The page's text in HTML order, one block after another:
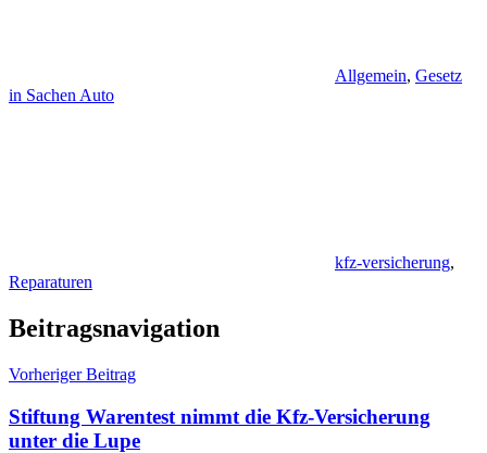
Allgemein, Gesetz
in Sachen Auto
kfz-versicherung,
Reparaturen
Beitragsnavigation
Vorheriger Beitrag
Stiftung Warentest nimmt die Kfz-Versicherung
unter die Lupe